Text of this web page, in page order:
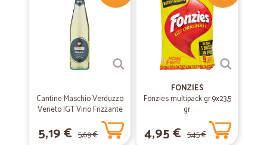
Cantine Maschio Verduzzo
Veneto IGT Vino Frizzante
5,19 € 5,69 €
FONZIES
Fonzies multipack gr.9x23,5
gr.
4,95 € 5,45 €